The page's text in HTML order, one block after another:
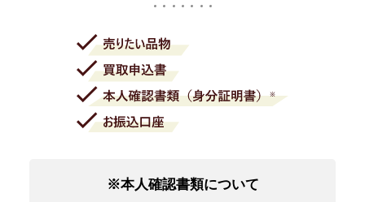
※本人確認書類について